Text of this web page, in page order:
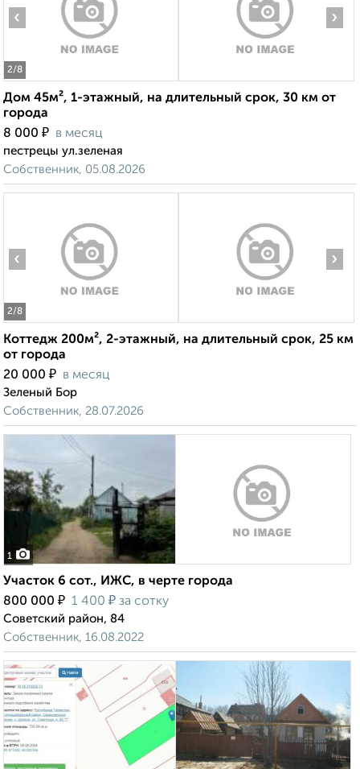
2/8
‹ ›
Дом 45м², 1-этажный, на длительный срок, 30 км от
города
8 000 ₽ в месяц
пестрецы ул.зеленая
Собственник, 05.08.2026
2/8
‹ ›
Коттедж 200м², 2-этажный, на длительный срок, 25 км
от города
20 000 ₽ в месяц
Зеленый Бор
Собственник, 28.07.2026
1
Участок 6 сот., ИЖС, в черте города
800 000 ₽ 1 400 ₽ за сотку
Советский район, 84
Собственник, 16.08.2022